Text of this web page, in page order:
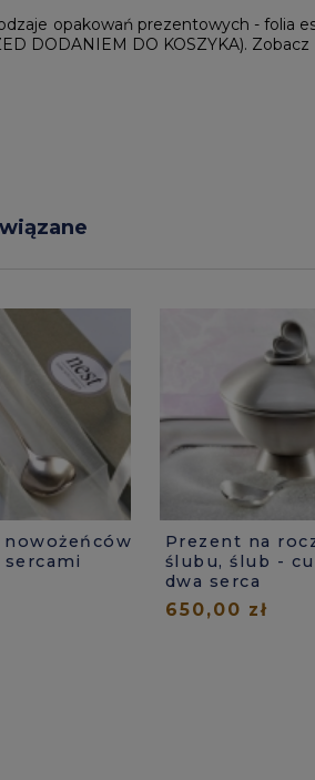
opakowań prezentowych - folia
DODANIEM DO KOSZYKA). Zobacz
sercami
Prezent na
ślubu, ślub -
dwa serca
650,00 zł